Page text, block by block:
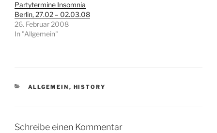
Partytermine Insomnia
Berlin, 27.02 – 02.03.08
26. Februar 2008
In "Allgemein"
KATEGORIEN
ALLGEMEIN , HISTORY
Schreibe einen Kommentar